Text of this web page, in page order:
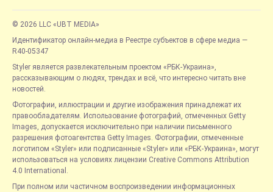
© 2026 LLC «UBT MEDIA»
Идентификатор онлайн-медиа в Реестре субъектов в сфере медиа —
R40-05347
Styler является развлекательным проектом «РБК-Украина»,
рассказывающим о людях, трендах и всё, что интересно читать вне
новостей.
Фотографии, иллюстрации и другие изображения принадлежат их
правообладателям. Использование фотографий, отмеченных Getty
Images, допускается исключительно при наличии письменного
разрешения фотоагентства Getty Images. Фотографии, отмеченные
логотипом «Styler» или подписанные «Styler» или «РБК-Украина», могут
использоваться на условиях лицензии Creative Commons Attribution
4.0 International.
При полном или частичном воспроизведении информационных